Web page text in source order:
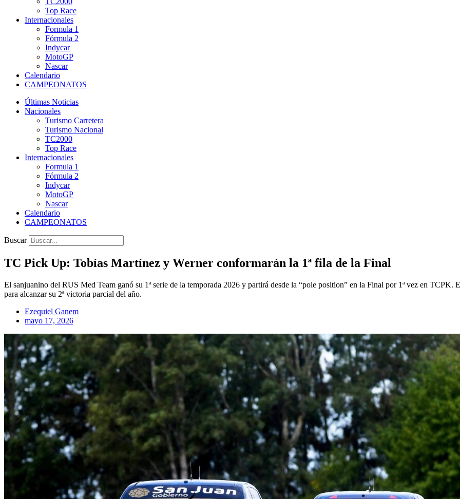
Top Race
Internacionales
Formula 1
Fórmula 2
Indycar
MotoGP
Nascar
Calendario
CAMPEONATOS
Últimas Noticias
Nacionales
Turismo Carretera
Turismo Nacional
TC2000
Top Race
Internacionales
Formula 1
Fórmula 2
Indycar
MotoGP
Nascar
Calendario
CAMPEONATOS
Buscar
TC Pick Up: Tobías Martínez y Werner conformarán la 1ª fila de la Final
El sanjuanino del RUS Med Team ganó su 1ª serie de la temporada 2026 y partirá desde la “pole position” en la Final por 1ª vez en TCPK.
para alcanzar su 2ª victoria parcial del año.
Ezequiel Ganem
mayo 17, 2026